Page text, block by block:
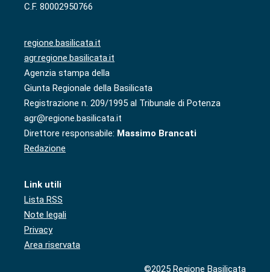
C.F. 80002950766
regione.basilicata.it
agr.regione.basilicata.it
Agenzia stampa della
Giunta Regionale della Basilicata
Registrazione n. 209/1995 al Tribunale di Potenza
agr@regione.basilicata.it
Direttore responsabile: Massimo Brancati
Redazione
Link utili
Lista RSS
Note legali
Privacy
Area riservata
©2025 Regione Basilicata